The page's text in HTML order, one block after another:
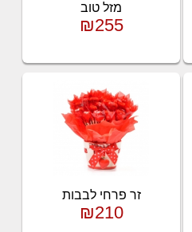
מזל טוב
₪255
זר פרחי לבבות
₪210